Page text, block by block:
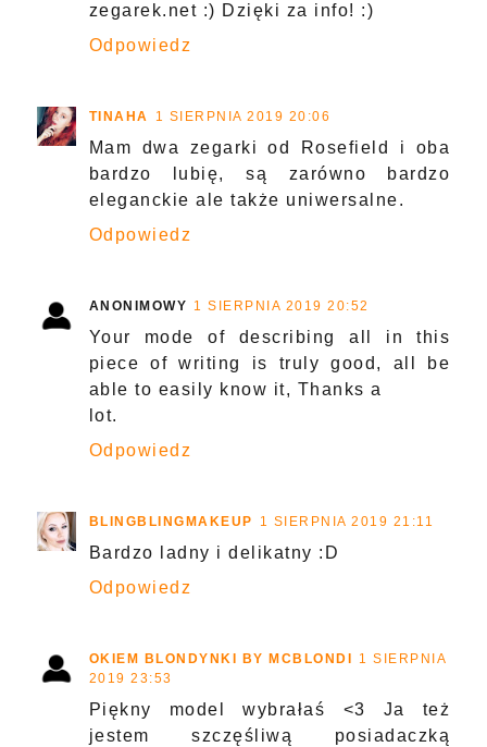
zegarek.net :) Dzięki za info! :)
Odpowiedz
TINAHA 1 SIERPNIA 2019 20:06
Mam dwa zegarki od Rosefield i oba
bardzo lubię, są zarówno bardzo
eleganckie ale także uniwersalne.
Odpowiedz
ANONIMOWY 1 SIERPNIA 2019 20:52
Your mode of describing all in this
piece of writing is truly good, all be
able to easily know it, Thanks a
lot.
Odpowiedz
BLINGBLINGMAKEUP 1 SIERPNIA 2019 21:11
Bardzo ladny i delikatny :D
Odpowiedz
OKIEM BLONDYNKI BY MCBLONDI
1 SIERPNIA
2019 23:53
Piękny model wybrałaś <3 Ja też
jestem szczęśliwą posiadaczką